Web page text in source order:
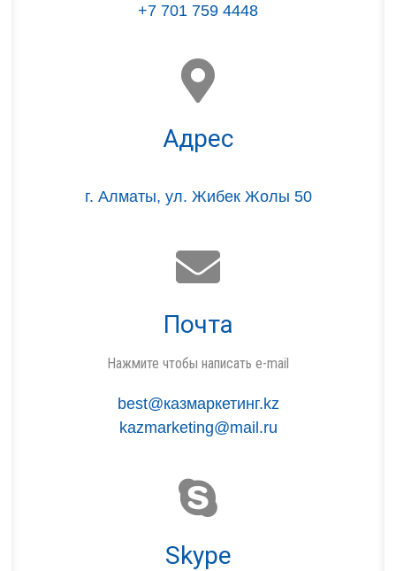
+7 701 759 4448
Адрес
г. Алматы, ул. Жибек Жолы 50
Почта
Нажмите чтобы написать e-mail
best@казмаркетинг.kz
kazmarketing@mail.ru
Skype